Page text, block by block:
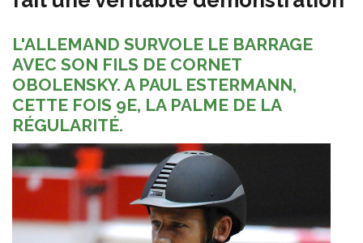
L'ALLEMAND SURVOLE LE BARRAGE
AVEC SON FILS DE CORNET
OBOLENSKY. A PAUL ESTERMANN,
CETTE FOIS 9E, LA PALME DE LA
RÉGULARITÉ.